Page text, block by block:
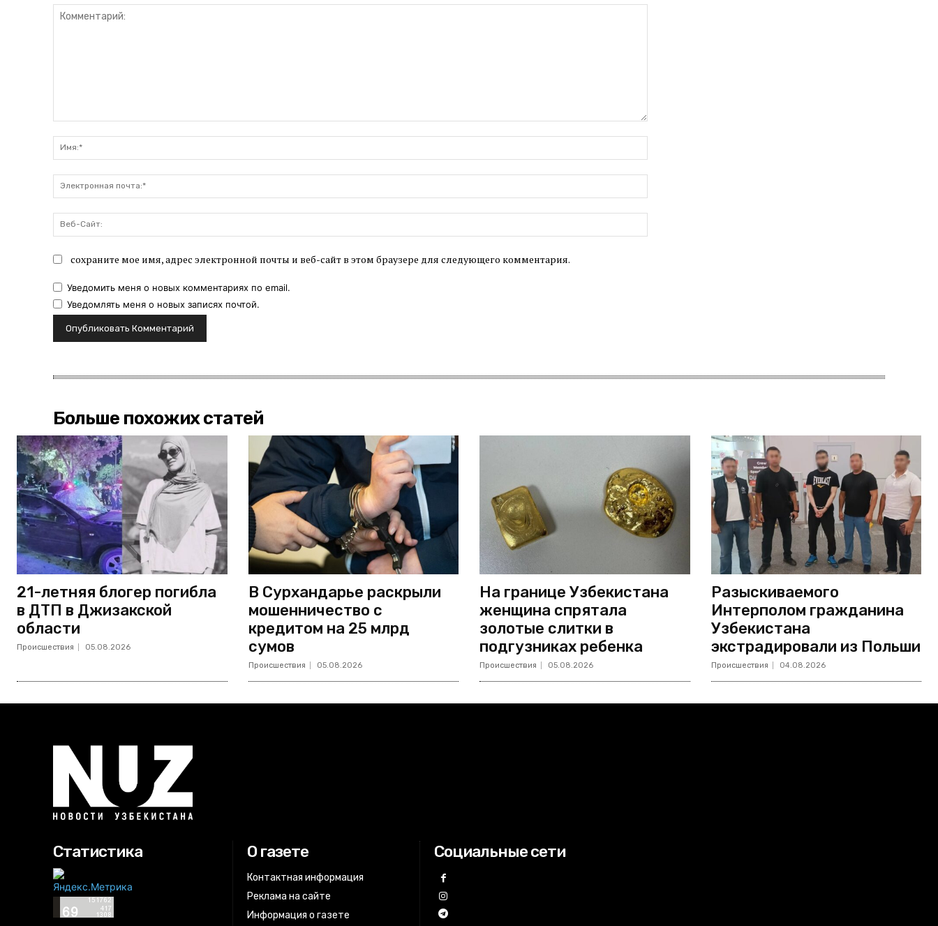
почта:*
Сайт:
сохраните мое имя, адрес электронной почты и веб-сайт в этом браузере для следующего комментария.
Уведомить меня о новых комментариях по email.
Уведомлять меня о новых записях почтой.
Больше похожих статей
21-летняя блогер погибла
в ДТП в Джизакской
области
Происшествия 05.08.2026
В Сурхандарье раскрыли
мошенничество с
кредитом на 25 млрд
сумов
Происшествия 05.08.2026
На границе Узбекистана
женщина спрятала
золотые слитки в
подгузниках ребенка
Происшествия 05.08.2026
Разыскиваемого
Интерполом гражданина
Узбекистана
экстрадировали из Польши
Происшествия 04.08.2026
Статистика О газете
Контактная информация
Реклама на сайте
Информация о газете
Социальные сети